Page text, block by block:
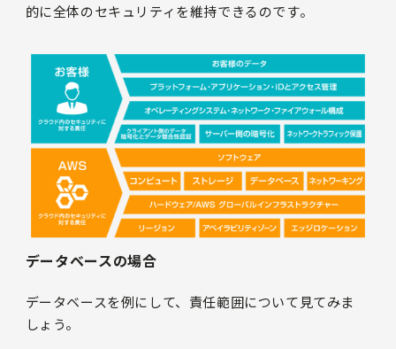
的に全体のセキュリティを維持できるのです。
データベースの場合
データベースを例にして、責任範囲について見てみま
しょう。